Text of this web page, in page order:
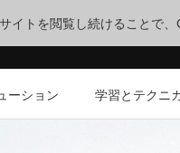
イトを閲覧し続けることで
ーション 学習とテクニ